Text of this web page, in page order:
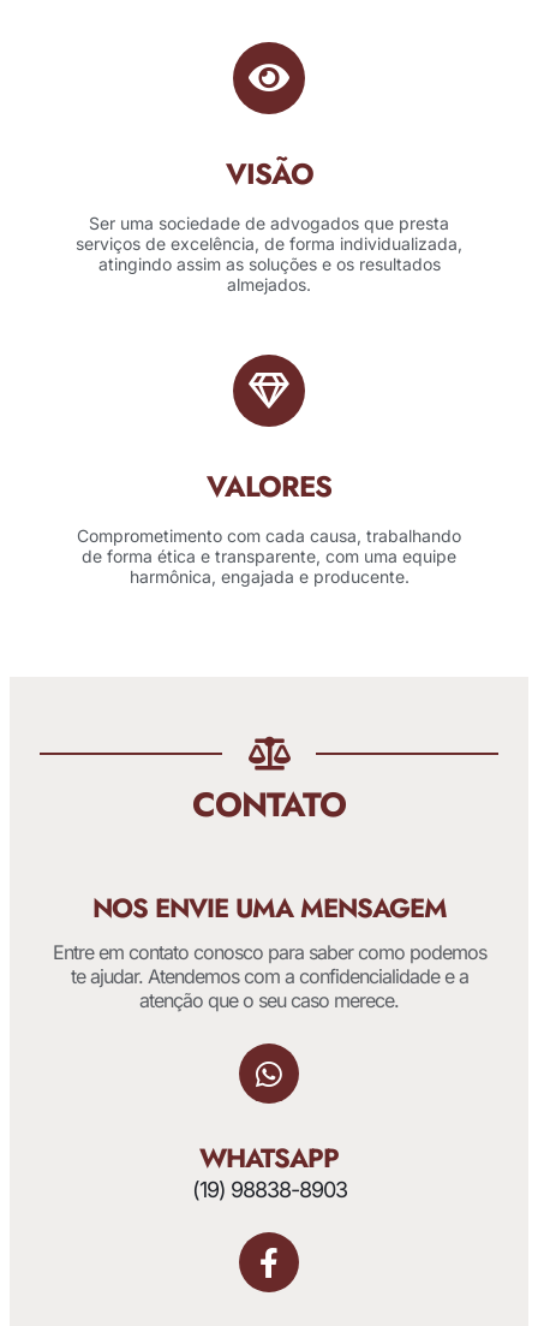
VISÃO
Ser uma sociedade de advogados que presta
serviços de excelência, de forma individualizada,
atingindo assim as soluções e os resultados
almejados.
VALORES
Comprometimento com cada causa, trabalhando
de forma ética e transparente, com uma equipe
harmônica, engajada e producente.
CONTATO
NOS ENVIE UMA MENSAGEM
Entre em contato conosco para saber como podemos
te ajudar. Atendemos com a confidencialidade e a
atenção que o seu caso merece.
WHATSAPP
(19) 98838-8903